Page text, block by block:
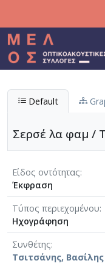
Default
Σερσέ λα φαμ /
Είδος οντότητας
Έκφραση
Τύπος περιεχομένου
Ηχογράφηση
Συνθέτης
Τσιτσάνης, Βασίλης